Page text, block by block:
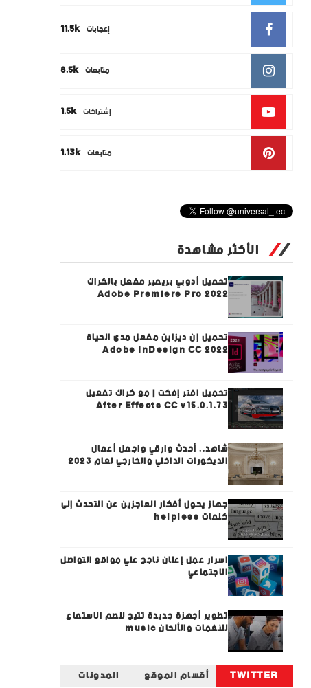
11.5k إعجابات
8.5k متابعات
1.5k إشتراكات
1.13k متابعات
الأكثر مشاهدة
تحميل أدوبي بريمير مفعل بالكراك
Adobe Premiere Pro 2022
تحميل إن ديزاين مفعل مدى الحياة
Adobe InDesign CC 2022
تحميل افتر إفكت | مع كراك تفعيل
After Effects CC v15.0.1.73
شاهد.. أحدث وارقي واجمل أعمال
الديكورات الداخلي والخارجي لعام 2023
جهاز يحول أفكار العاجزين عن التحدث إلى
كلمات helpless
اسرار عمل إعلان ناجح علي مواقع التواصل
الاجتماعي
تطوير أجهزة جديدة تتيح للصم الاستماع
للنغمات والألحان music
TWITTER أقسام الموقع المدونات